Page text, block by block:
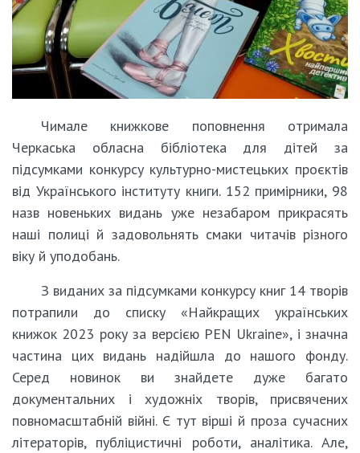
Чимале книжкове поповнення отримала
Черкаська обласна бібліотека для дітей за
підсумками конкурсу культурно-мистецьких проєктів
від Українського інституту книги. 152 примірники, 98
назв новеньких видань уже незабаром прикрасять
наші полиці й задовольнять смаки читачів різного
віку й уподобань.
З виданих за підсумками конкурсу книг 14 творів
потрапили до списку «Найкращих українських
книжок 2023 року за версією PEN Ukraine», і значна
частина цих видань надійшла до нашого фонду.
Серед новинок ви знайдете дуже багато
документальних і художніх творів, присвячених
повномасштабній війні. Є тут вірші й проза сучасних
літераторів, публіцистичні роботи, аналітика. Але,